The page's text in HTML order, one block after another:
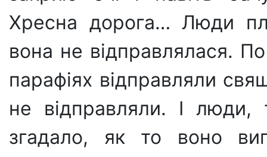
Хресна дорога… Люди
вона не відправлялася.
парафіях відправляли
не відправляли. І люди,
згадало, як то воно